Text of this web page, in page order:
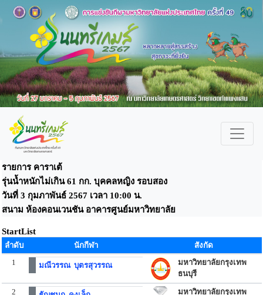
รายการ คาราเต้
รุ่นน้ำหนักไม่เกิน 61 กก. บุคคลหญิง รอบสอง
วันที่ 3 กุมภาพันธ์ 2567 เวลา 10:00 น.
สนาม ห้องคอนเวนชัน อาคารศูนย์มหาวิทยาลัย
StartList
ลำดับ นักกีฬา
สังกัด
1
มณีวรรณ บุตรสุวรรณ
มหาวิทยาลัยกรุงเทพ
ธนบุรี
2 มหาวิทยาลัยกรุงเทพ